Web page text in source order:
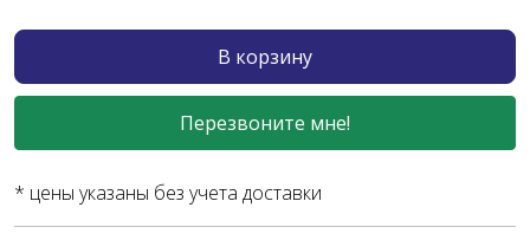
В корзину
Перезвоните мне!
* цены указаны без учета доставки